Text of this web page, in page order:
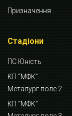
Призначення
Стадіони
ПС Юність
КП “МФК”
Металург поле 2
КП “МФК”